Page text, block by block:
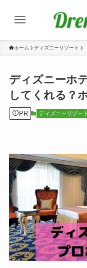
ホーム ディズニーリゾート
ディズニーホ
してくれる？
PR ディズニーリゾート